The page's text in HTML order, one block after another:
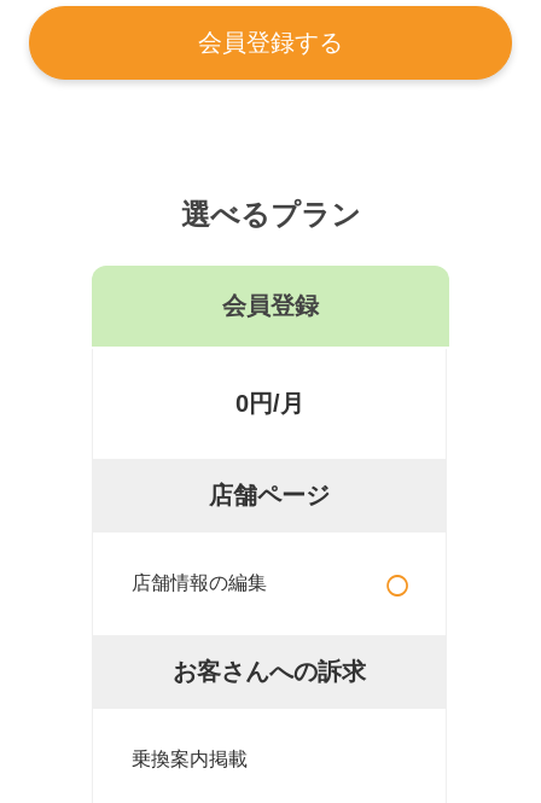
会員登録する
選べるプラン
会員登録
0円/月
店舗ページ
店舗情報の編集 ○
お客さんへの訴求
乗換案内掲載